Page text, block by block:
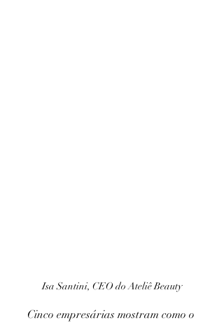
Isa Santini, CEO do Ateliê Beauty
Cinco empresárias mostram como o